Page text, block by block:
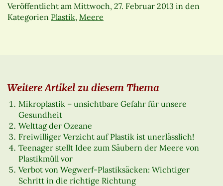
Veröffentlicht am Mittwoch, 27. Februar 2013 in den
Kategorien Plastik, Meere
Weitere Artikel zu diesem Thema
Mikroplastik – unsichtbare Gefahr für unsere
Gesundheit
Welttag der Ozeane
Freiwilliger Verzicht auf Plastik ist unerlässlich!
Teenager stellt Idee zum Säubern der Meere von
Plastikmüll vor
Verbot von Wegwerf-Plastiksäcken: Wichtiger
Schritt in die richtige Richtung